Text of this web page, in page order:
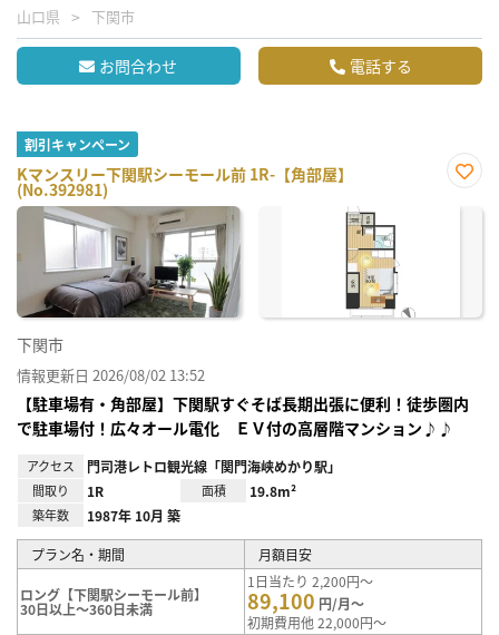
山口県 下関市
お問合わせ 電話する
割引キャンペーン
Kマンスリー下関駅シーモール前 1R-【角部屋】
(No.392981)
に入
下関市
情報更新日 2026/08/02 13:52
【駐車場有・角部屋】下関駅すぐそば長期出張に便利！徒歩圏内
で駐車場付！広々オール電化 ＥＶ付の高層階マンション♪♪
アクセス 門司港レトロ観光線「関門海峡めかり駅」
間取り 1R 面積 19.8m²
築年数 1987年 10月 築
プラン名・期間 月額目安
ロング【下関駅シーモール前】
30日以上～360日未満
1日当たり 2,200円～
89,100 円/月～
初期費用他 22,000円～